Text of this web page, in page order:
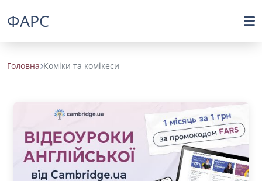
ФАРС
Головна Коміки та комікеси